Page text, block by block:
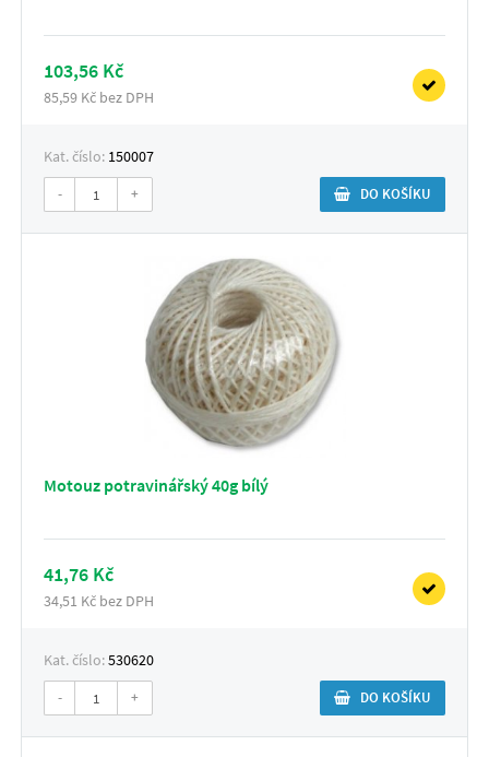
103,56 Kč
85,59 Kč bez DPH
Kat. číslo: 150007
- + DO KOŠÍKU
Motouz potravinářský 40g bílý
41,76 Kč
34,51 Kč bez DPH
Kat. číslo:530620
- + DO KOŠÍKU